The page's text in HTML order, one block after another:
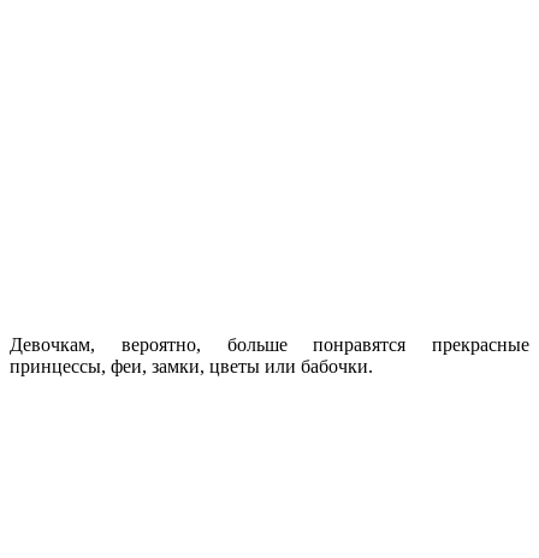
Девочкам, вероятно, больше понравятся прекрасные
принцессы, феи, замки, цветы или бабочки.